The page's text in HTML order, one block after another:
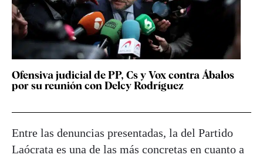
Ofensiva judicial de PP, Cs y Vox contra Ábalos
por su reunión con Delcy Rodríguez
Entre las denuncias presentadas, la del Partido
Laócrata es una de las más concretas en cuanto a